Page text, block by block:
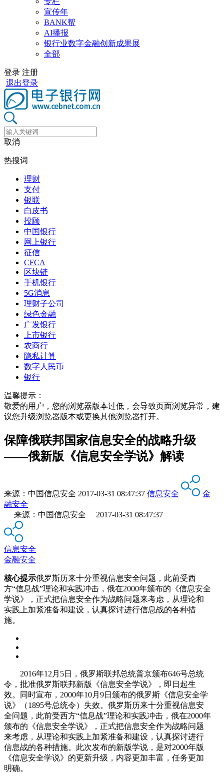
宣传年
BANK帮
AI播报
银行业数字金融创新成果展
全部
登录 注册
退出登录
取消
热搜词
理财
支付
银联
白皮书
投顾
中国银行
网上银行
征信
CFCA
区块链
手机银行
5G消息
理财子公司
绿色金融
广发银行
上市银行
农商行
隐私计算
数字人民币
银行
温馨提示：
敬爱的用户，您的浏览器版本过低，会导致页面浏览异常，建
议您升级浏览器版本或更换其他浏览器打开。
保障俄联邦国家信息安全的战略升级
——俄新版《信息安全学说》解读
来源： 中国信息安全 2017-03-31 08:47:37 信息安全
金
融安全
来源：中国信息安全 2017-03-31 08:47:37
信息安全
金融安全
核心提示俄罗斯历来十分重视信息安全问题，此前受西
方“信息战”理论和实践冲击，俄在2000年颁布的《信息安全
学说》，正式把信息安全作为战略问题来考虑，从理论和
实践上加紧准备和建设，认真探讨进行信息战的各种措
施。
2016年12月5日，俄罗斯联邦总统普京颁布646号总统
令，批准俄罗斯联邦新版《信息安全学说》，即日起生
效。同时宣布，2000年10月9日颁布的俄罗斯《信息安全学
说》（1895号总统令）失效。俄罗斯历来十分重视信息安
全问题，此前受西方“信息战”理论和实践冲击，俄在2000年
颁布的《信息安全学说》，正式把信息安全作为战略问题
来考虑，从理论和实践上加紧准备和建设，认真探讨进行
信息战的各种措施。此次发布的新版学说，是对2000年版
《信息安全学说》的更新升级，内容更加丰富，任务更加
明确。